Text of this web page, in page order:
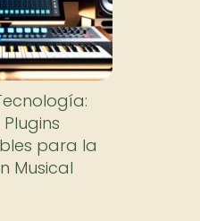
Plugins
para la
Musical